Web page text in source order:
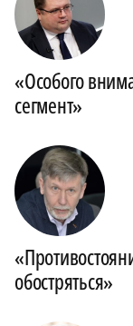
«Особого
сегмент»
обостряться»